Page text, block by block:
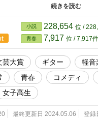
楽と言えばアニメの主題歌やゲーム
んな莉子は軽音楽部の先輩である憧
に選んで貰ったギター、通称【石ナ
手にして廃人の如くギターの練習を
く。 これは流行りの音楽すら聴か
がギターと出会い、やがて音楽にの
いく物語である。 ※HOTランキング
ティブの関係で、一部例外を除き二
の話は分割しています。読み辛いと
アルファポリスのアプリが快適です
イラストを加工した画像を使って
小説 228,654 位 /
青春 7,917 位 / 7,917件
芸大賞 ギター
軽音
青春 コメディ
女子高生
最終更新日 2024.05.06 登録